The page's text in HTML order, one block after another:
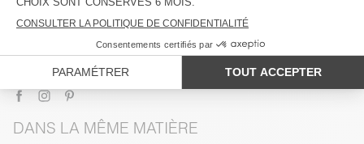
ENTRETIEN
LIVRAISON ET RETOURS
DANS LA MÊME MATIÈRE